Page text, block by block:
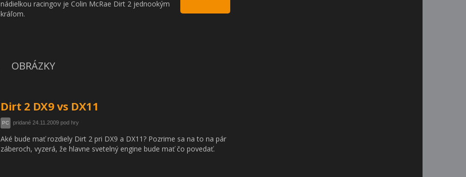
nádielkou racingov je Colin McRae Dirt 2 jednookým
kráľom.
OBRÁZKY
Dirt 2 DX9 vs DX11
PC pridané 24.11.2009 pod hry
Aké bude mať rozdiely Dirt 2 pri DX9 a DX11? Pozrime sa na to na pár
záberoch, vyzerá, že hlavne svetelný engine bude mať čo povedať.